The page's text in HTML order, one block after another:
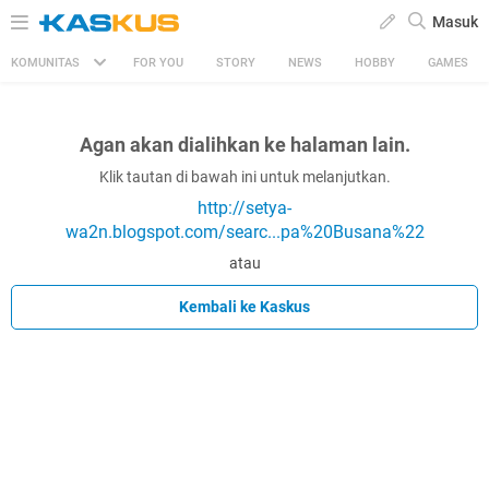
Masuk
KOMUNITAS FOR YOU STORY NEWS HOBBY GAMES
Agan akan dialihkan ke halaman lain.
Klik tautan di bawah ini untuk melanjutkan.
http://setya-
wa2n.blogspot.com/searc...pa%20Busana%22
atau
Kembali ke Kaskus